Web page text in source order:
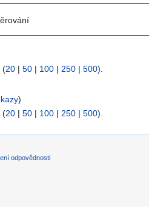
(20 | 50 | 100 | 250 | 500).
)
(20 | 50 | 100 | 250 | 500).
odpovědnosti